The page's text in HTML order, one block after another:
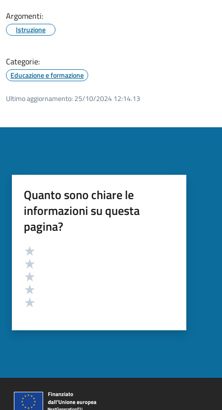
Argomenti:
Istruzione
Categorie:
Educazione e formazione
Ultimo aggiornamento: 25/10/2024 12:14.13
Quanto sono chiare le
informazioni su questa
pagina?
Valutazione